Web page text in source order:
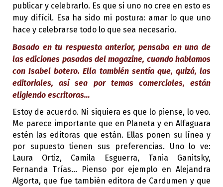
publicar y celebrarlo. Es que si uno no cree en esto es
muy difícil. Esa ha sido mi postura: amar lo que uno
hace y celebrarse todo lo que sea necesario.
Basado en tu respuesta anterior, pensaba en una de
las ediciones pasadas del magazine, cuando hablamos
con Isabel botero. Ella también sentía que, quizá, las
editoriales, así sea por temas comerciales, están
eligiendo escritoras…
Estoy de acuerdo. Ni siquiera es que lo piense, lo veo.
Me parece importante que en Planeta y en Alfaguara
estén las editoras que están. Ellas ponen su línea y
por supuesto tienen sus preferencias. Uno lo ve:
Laura Ortiz, Camila Esguerra, Tania Ganitsky,
Fernanda Trías... Pienso por ejemplo en Alejandra
Algorta, que fue también editora de Cardumen y que